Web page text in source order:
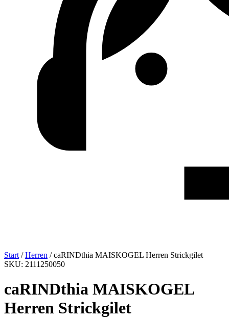
Start /Herren / caRINDthia MAISKOGEL Herren Strickgilet
SKU: 2111250050
caRINDthia MAISKOGEL
Herren Strickgilet